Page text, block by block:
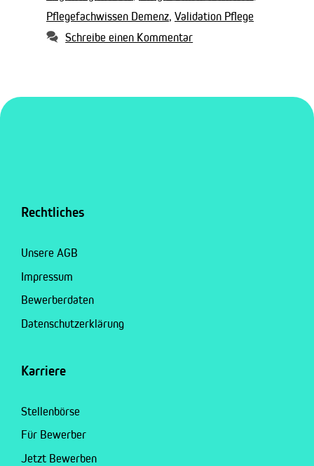
Pflegefachwissen Demenz, Validation Pflege
Schreibe einen Kommentar
Rechtliches
Unsere AGB
Impressum
Bewerberdaten
Datenschutzerklärung
Karriere
Stellenbörse
Für Bewerber
Jetzt Bewerben